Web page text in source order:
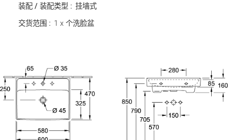
装配 / 装配类型 : 挂墙式
交货范围 : 1 x 个洗脸盆